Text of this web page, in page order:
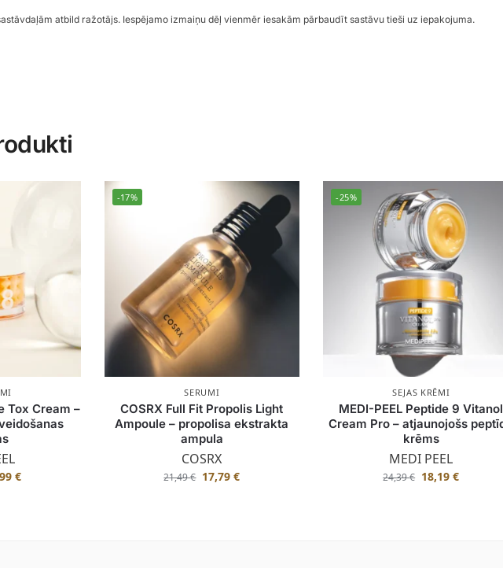
atbild ražotājs. Iespējamo izmaiņu dēļ vienmēr iesakām pārbaudīt sastāvu tieši uz iepakojuma.
Tox Cream –
€
-17%
SERUMI
COSRX Full Fit Propolis Light
Ampoule – propolisa ekstrakta
ampula
COSRX
21,49€ 17,79€
-25%
SEJAS KRĒMI
MEDI-PEEL Peptide 9 Vitanol
Cream Pro – atjaunojošs
krēms
MEDI PEEL
24,39€ 18,19€